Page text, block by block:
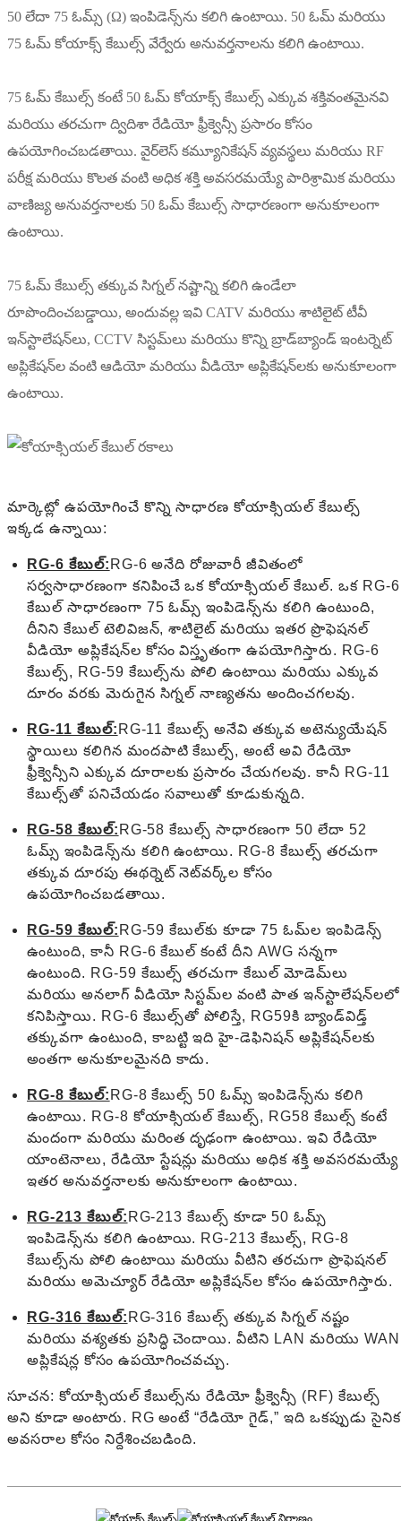
50 లేదా 75 ఓమ్స్ (Ω) ఇంపిడెన్స్‌ను కలిగి ఉంటాయి. 50 ఓమ్ మరియు
75 ఓమ్ కోయాక్స్ కేబుల్స్ వేర్వేరు అనువర్తనాలను కలిగి ఉంటాయి.
75 ఓమ్ కేబుల్స్ కంటే 50 ఓమ్ కోయాక్స్ కేబుల్స్ ఎక్కువ శక్తివంతమైనవి
మరియు తరచుగా ద్విదిశా రేడియో ఫ్రీక్వెన్సీ ప్రసారం కోసం
ఉపయోగించబడతాయి. వైర్‌లెస్ కమ్యూనికేషన్ వ్యవస్థలు మరియు RF
పరీక్ష మరియు కొలత వంటి అధిక శక్తి అవసరమయ్యే పారిశ్రామిక మరియు
వాణిజ్య అనువర్తనాలకు 50 ఓమ్ కేబుల్స్ సాధారణంగా అనుకూలంగా
ఉంటాయి.
75 ఓమ్ కేబుల్స్ తక్కువ సిగ్నల్ నష్టాన్ని కలిగి ఉండేలా
రూపొందించబడ్డాయి, అందువల్ల ఇవి CATV మరియు శాటిలైట్ టీవీ
ఇన్‌స్టాలేషన్‌లు, CCTV సిస్టమ్‌లు మరియు కొన్ని బ్రాడ్‌బ్యాండ్ ఇంటర్నెట్
అప్లికేషన్‌ల వంటి ఆడియో మరియు వీడియో అప్లికేషన్‌లకు అనుకూలంగా
ఉంటాయి.
మార్కెట్లో ఉపయోగించే కొన్ని సాధారణ కోయాక్సియల్ కేబుల్స్
ఇక్కడ ఉన్నాయి:
RG-6 కేబుల్: RG-6 అనేది రోజువారీ జీవితంలో
సర్వసాధారణంగా కనిపించే ఒక కోయాక్సియల్ కేబుల్. ఒక RG-6
కేబుల్ సాధారణంగా 75 ఓమ్స్ ఇంపిడెన్స్‌ను కలిగి ఉంటుంది,
దీనిని కేబుల్ టెలివిజన్, శాటిలైట్ మరియు ఇతర ప్రొఫెషనల్
వీడియో అప్లికేషన్‌ల కోసం విస్తృతంగా ఉపయోగిస్తారు. RG-6
కేబుల్స్, RG-59 కేబుల్స్‌ను పోలి ఉంటాయి మరియు ఎక్కువ
దూరం వరకు మెరుగైన సిగ్నల్ నాణ్యతను అందించగలవు.
RG-11 కేబుల్: RG-11 కేబుల్స్ అనేవి తక్కువ అటెన్యుయేషన్
స్థాయిలు కలిగిన మందపాటి కేబుల్స్, అంటే అవి రేడియో
ఫ్రీక్వెన్సీని ఎక్కువ దూరాలకు ప్రసారం చేయగలవు. కానీ RG-11
కేబుల్స్‌తో పనిచేయడం సవాలుతో కూడుకున్నది.
RG-58 కేబుల్: RG-58 కేబుల్స్ సాధారణంగా 50 లేదా 52
ఓమ్స్ ఇంపిడెన్స్‌ను కలిగి ఉంటాయి. RG-8 కేబుల్స్ తరచుగా
తక్కువ దూరపు ఈథర్నెట్ నెట్‌వర్క్‌ల కోసం
ఉపయోగించబడతాయి.
RG-59 కేబుల్: RG-59 కేబుల్‌కు కూడా 75 ఓమ్‌ల ఇంపిడెన్స్
ఉంటుంది, కానీ RG-6 కేబుల్ కంటే దీని AWG సన్నగా
ఉంటుంది. RG-59 కేబుల్స్ తరచుగా కేబుల్ మోడెమ్‌లు
మరియు అనలాగ్ వీడియో సిస్టమ్‌ల వంటి పాత ఇన్‌స్టాలేషన్‌లలో
కనిపిస్తాయి. RG-6 కేబుల్స్‌తో పోలిస్తే, RG59కి బ్యాండ్‌విడ్త్
తక్కువగా ఉంటుంది, కాబట్టి ఇది హై-డెఫినిషన్ అప్లికేషన్‌లకు
అంతగా అనుకూలమైనది కాదు.
RG-8 కేబుల్: RG-8 కేబుల్స్ 50 ఓమ్స్ ఇంపిడెన్స్‌ను కలిగి
ఉంటాయి. RG-8 కోయాక్సియల్ కేబుల్స్, RG58 కేబుల్స్ కంటే
మందంగా మరియు మరింత దృఢంగా ఉంటాయి. ఇవి రేడియో
యాంటెనాలు, రేడియో స్టేషన్లు మరియు అధిక శక్తి అవసరమయ్యే
ఇతర అనువర్తనాలకు అనుకూలంగా ఉంటాయి.
RG-213 కేబుల్: RG-213 కేబుల్స్ కూడా 50 ఓమ్స్
ఇంపిడెన్స్‌ను కలిగి ఉంటాయి. RG-213 కేబుల్స్, RG-8
కేబుల్స్‌ను పోలి ఉంటాయి మరియు వీటిని తరచుగా ప్రొఫెషనల్
మరియు అమెచ్యూర్ రేడియో అప్లికేషన్‌ల కోసం ఉపయోగిస్తారు.
RG-316 కేబుల్: RG-316 కేబుల్స్ తక్కువ సిగ్నల్ నష్టం
మరియు వశ్యతకు ప్రసిద్ధి చెందాయి. వీటిని LAN మరియు WAN
అప్లికేషన్ల కోసం ఉపయోగించవచ్చు.
సూచన: కోయాక్సియల్ కేబుల్స్‌ను రేడియో ఫ్రీక్వెన్సీ (RF) కేబుల్స్
అని కూడా అంటారు. RG అంటే “రేడియో గైడ్,” ఇది ఒకప్పుడు సైనిక
అవసరాల కోసం నిర్దేశించబడింది.